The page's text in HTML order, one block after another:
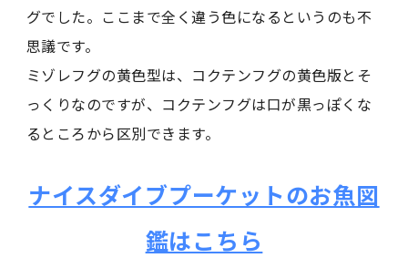
グでした。ここまで全く違う色になるというのも不
思議です。
ミゾレフグの黄色型は、コクテンフグの黄色版とそ
っくりなのですが、コクテンフグは口が黒っぽくな
るところから区別できます。
ナイスダイブプーケットのお魚図
鑑はこちら